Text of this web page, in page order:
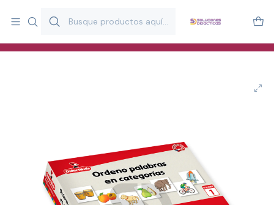
y estimulación infantil en Chile.
Especialistas en recursos educativos para aulas, terapeutas y